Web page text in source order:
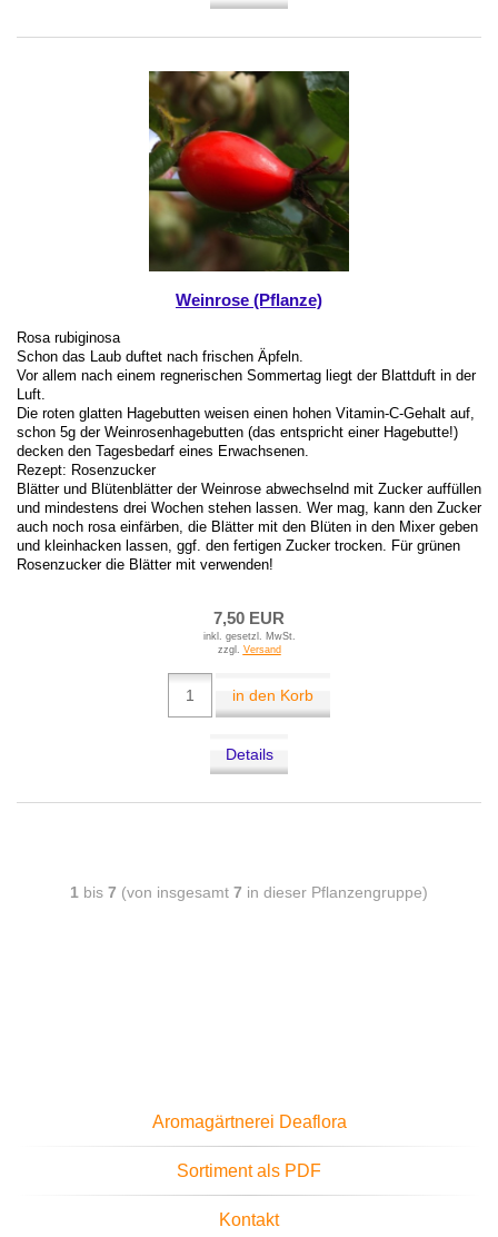
Weinrose (Pflanze)
Rosa rubiginosa
Schon das Laub duftet nach frischen Äpfeln.
Vor allem nach einem regnerischen Sommertag liegt der Blattduft in der
Luft.
Die roten glatten Hagebutten weisen einen hohen Vitamin-C-Gehalt auf,
schon 5g der Weinrosenhagebutten (das entspricht einer Hagebutte!)
decken den Tagesbedarf eines Erwachsenen.
Rezept: Rosenzucker
Blätter und Blütenblätter der Weinrose abwechselnd mit Zucker auffüllen
und mindestens drei Wochen stehen lassen. Wer mag, kann den Zucker
auch noch rosa einfärben, die Blätter mit den Blüten in den Mixer geben
und kleinhacken lassen, ggf. den fertigen Zucker trocken. Für grünen
Rosenzucker die Blätter mit verwenden!
7,50 EUR
inkl. gesetzl. MwSt.
zzgl. Versand
in den Korb
Details
1 bis 7 (von insgesamt 7 in dieser Pflanzengruppe)
Aromagärtnerei Deaflora
Sortiment als PDF
Kontakt